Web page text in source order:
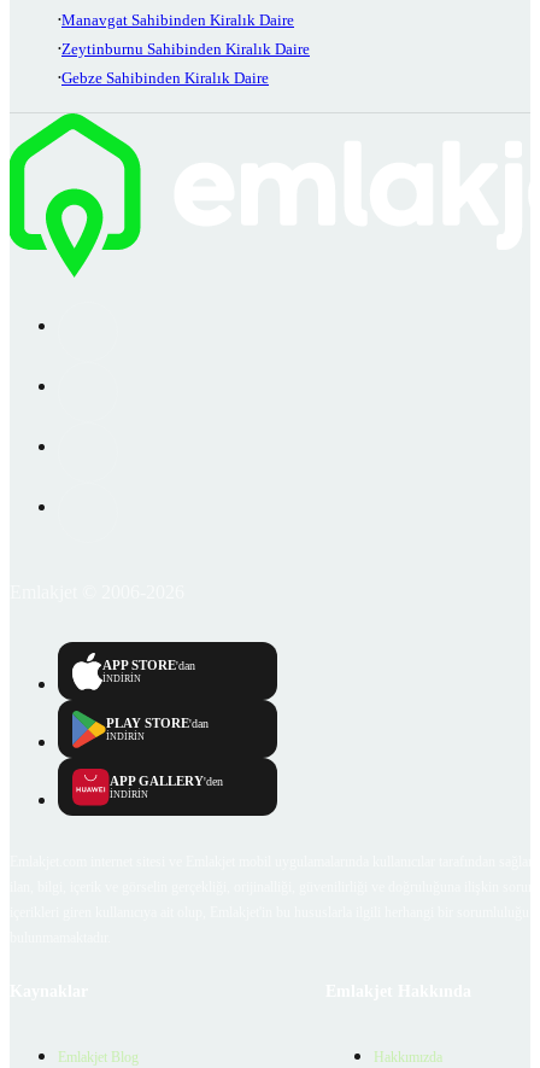
Manavgat Sahibinden Kiralık Daire
Zeytinburnu Sahibinden Kiralık Daire
Gebze Sahibinden Kiralık Daire
APP STORE'dan
İNDİRİN
PLAY STORE'dan
İNDİRİN
APP GALLERY'den
İNDİRİN
Emlakjet Blog Hakkımızda